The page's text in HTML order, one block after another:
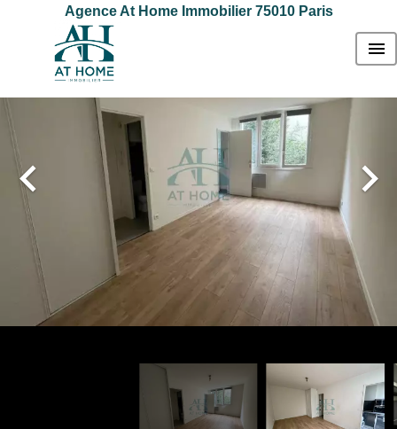
Agence At Home Immobilier 75010 Paris